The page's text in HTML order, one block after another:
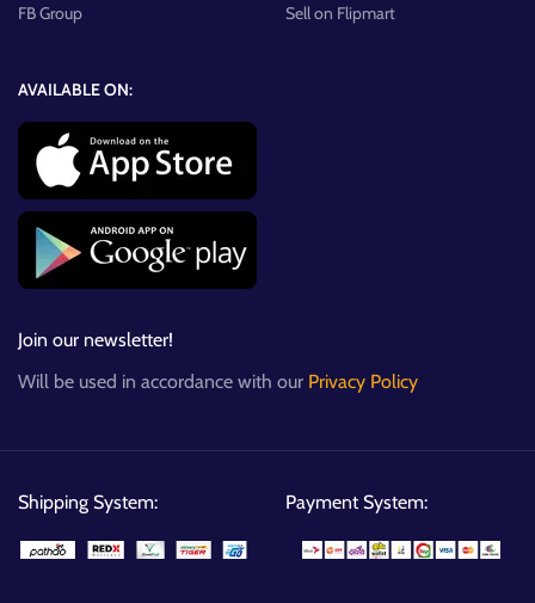
FB Group
Sell on Flipmart
AVAILABLE ON:
Join our newsletter!
Will be used in accordance with our Privacy Policy
Shipping System: Payment System: